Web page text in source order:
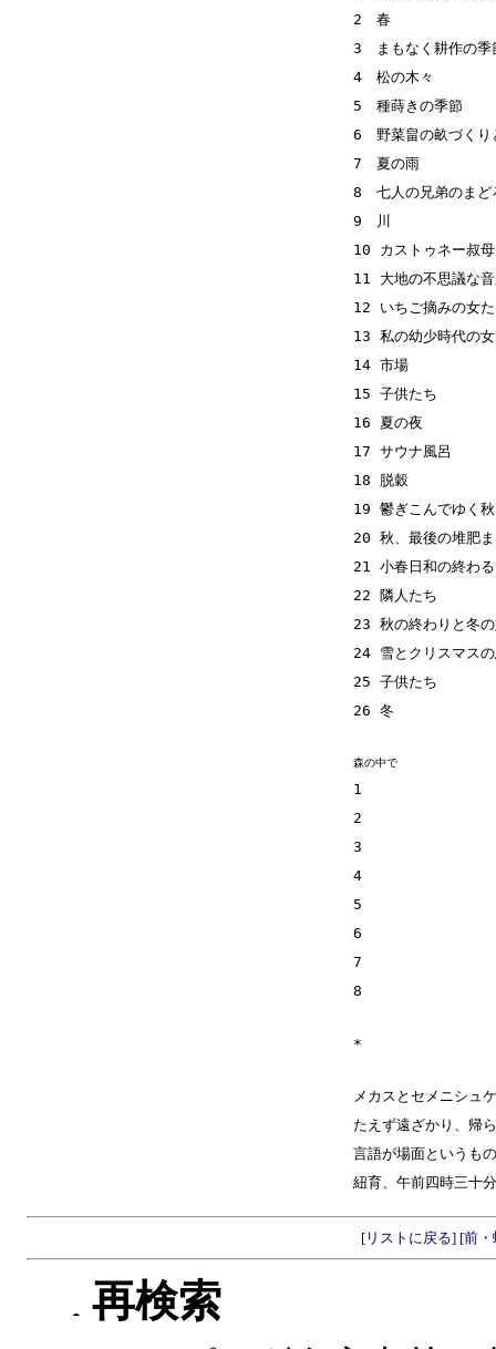
2 春
3 まもなく耕作の季
4 松の木々
5 種蒔きの季節
6 野菜畠の畝づくり
7 夏の雨
8 七人の兄弟のまど
9 川
10 カストゥネー叔
11 大地の不思議な
12 いちご摘みの女
13 私の幼少時代の
14 市場
15 子供たち
16 夏の夜
17 サウナ風呂
18 脱穀
19 鬱ぎこんでゆく秋
20 秋、最後の堆肥
21 小春日和の終わ
22 隣人たち
23 秋の終わりと冬
24 雪とクリスマス
25 子供たち
26 冬
森の中で
1
2
3
4
5
6
7
8
*
メカスとセメニシュ
たえず遠ざかり、帰
言語が場面というも
紐育、午前四時三十
[リストに戻る][前・
再検索